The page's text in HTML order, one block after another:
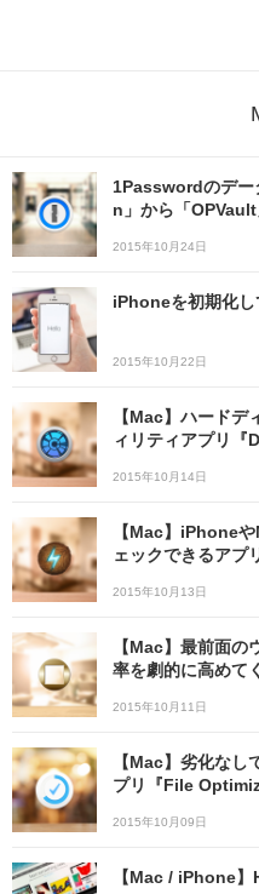
1Passwordのデ
n」から「
2015年10月24日
iPhoneを初期化
2015年10月22日
【Mac】ハード
ィリティアプリ『
2015年10月14日
【Mac】iPhone
ェックできるアプ
2015年10月13日
【Mac】最前面
率を劇的に高めて
2015年10月11日
【Mac】劣化な
プリ『File
2015年10月09日
【Mac / iPhone